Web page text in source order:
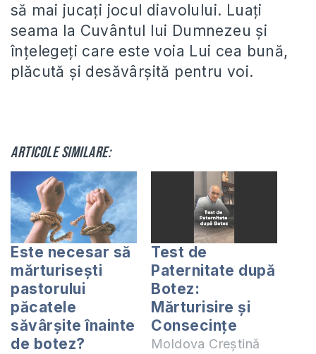
să mai jucați jocul diavolului. Luați
seama la Cuvântul lui Dumnezeu și
înțelegeți care este voia Lui cea bună,
plăcută și desăvârșită pentru voi.
Articole similare:
Este necesar să
mărturisești
pastorului
păcatele
săvârșite înainte
de botez?
Test de
Paternitate după
Botez:
Mărturisire și
Consecințe
Moldova Creștină